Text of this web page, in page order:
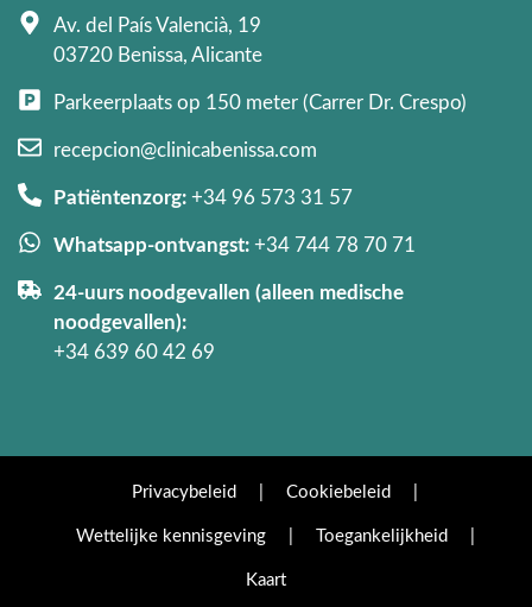
Av. del País Valencià, 19
03720 Benissa, Alicante
Parkeerplaats op 150 meter (Carrer Dr. Crespo)
recepcion@clinicabenissa.com
Patiëntenzorg: +34 96 573 31 57
Whatsapp-ontvangst: +34 744 78 70 71
24-uurs noodgevallen (alleen medische
noodgevallen):
+34 639 60 42 69
Privacybeleid Cookiebeleid
Wettelijke kennisgeving Toegankelijkheid
Kaart